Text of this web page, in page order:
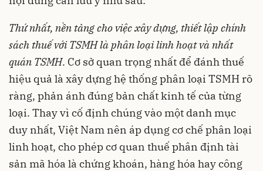
Thứ nhất, nền tảng cho việc xây dựng, thiết lập chính
sách thuế với TSMH là phân loại linh hoạt và nhất
quán TSMH. Cơ sở quan trọng nhất để đánh thuế
hiệu quả là xây dựng hệ thống phân loại TSMH rõ
ràng, phản ánh đúng bản chất kinh tế của từng
loại. Thay vì cố định chúng vào một danh mục
duy nhất, Việt Nam nên áp dụng cơ chế phân loại
linh hoạt, cho phép cơ quan thuế phân định tài
sản mã hóa là chứng khoán, hàng hóa hay công